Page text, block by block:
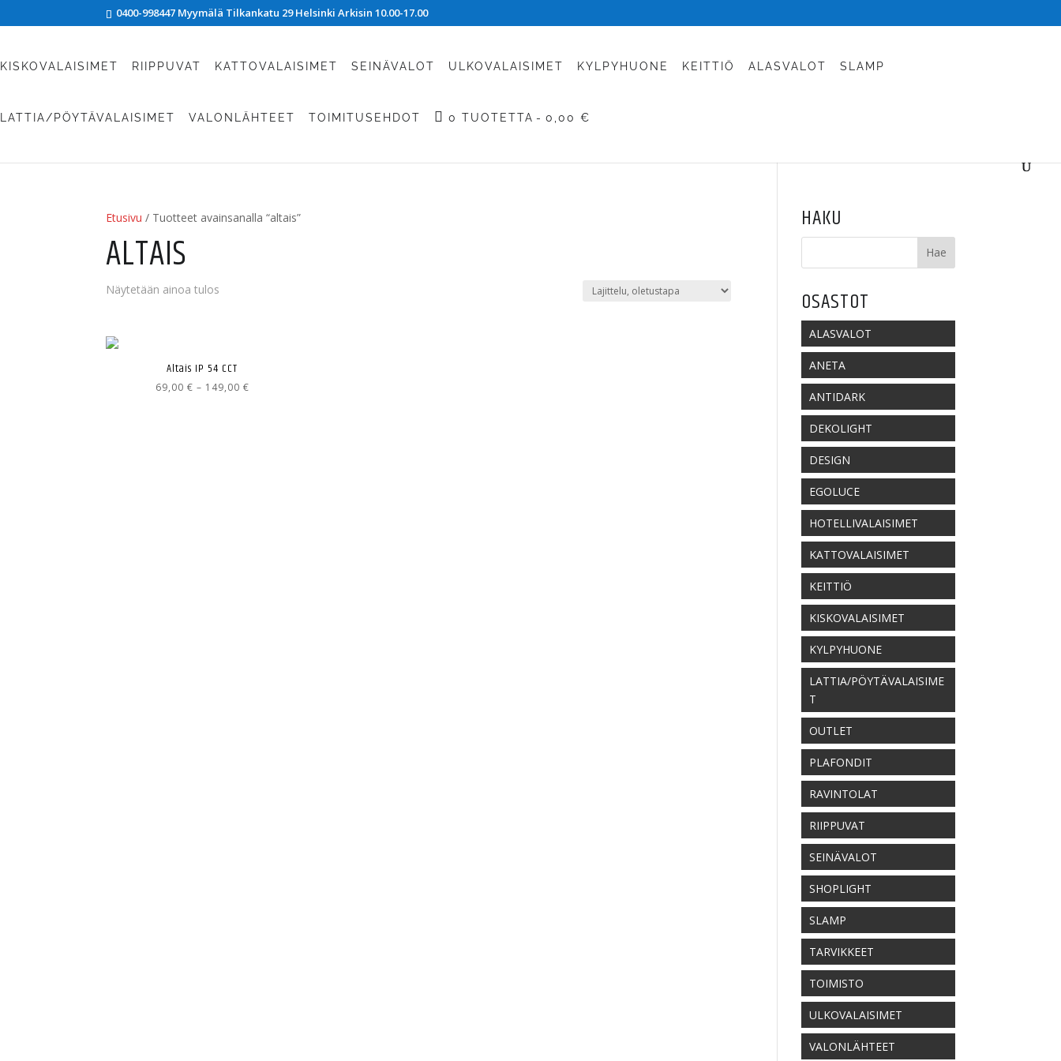
0400-998447 Myymälä Tilkankatu 29 Helsinki Arkisin 10.00-17.00
KISKOVALAISIMET RIIPPUVAT KATTOVALAISIMET SEINÄVALOT ULKOVALAISIMET KYLPYHUONE KEITTIÖ ALASVALOT SLAMP
LATTIA/PÖYTÄVALAISIMET VALONLÄHTEET TOIMITUSEHDOT 0 TUOTETTA 0,00 €
Etusivu / Tuotteet avainsanalla “altais”
ALTAIS
Näytetään ainoa tulos
Altais IP 54 CCT
69,00 € – 149,00 €Hintaluokka:
HAKU
OSASTOT
ALASVALOT
ANETA
ANTIDARK
DEKOLIGHT
DESIGN
EGOLUCE
HOTELLIVALAISIMET
KATTOVALAISIMET
KEITTIÖ
KISKOVALAISIMET
KYLPYHUONE
LATTIA/PÖYTÄVALAISIME
T
OUTLET
PLAFONDIT
RAVINTOLAT
RIIPPUVAT
SEINÄVALOT
SHOPLIGHT
SLAMP
TARVIKKEET
TOIMISTO
ULKOVALAISIMET
VALONLÄHTEET